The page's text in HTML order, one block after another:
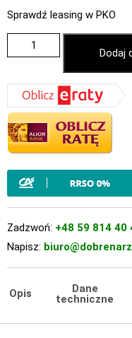
Sprawdź leasing w PKO
Dodaj
Zadzwoń: +48 59 814 40
Napisz:
Opis
Dane
techniczne